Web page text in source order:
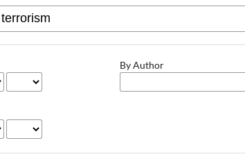
By Author